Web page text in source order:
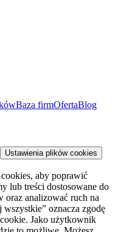
Baza firmOfertaBlog
Ustawienia plików cookies
aby poprawić
lub treści dostosowane do
analizować ruch na
oznacza zgodę
Jako użytkownik